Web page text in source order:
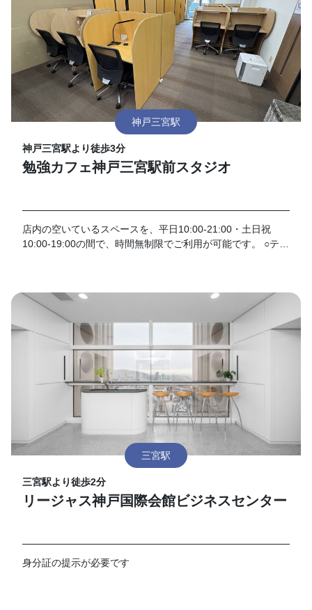
神戸三宮駅
神戸三宮駅より徒歩3分
勉強カフェ神戸三宮駅前スタジオ
店内の空いているスペースを、平日10:00-21:00・土日祝
10:00-19:00の間で、時間無制限でご利用が可能です。 ○テレ
三宮駅
三宮駅より徒歩2分
リージャス神戸国際会館ビジネスセンター
身分証の提示が必要です